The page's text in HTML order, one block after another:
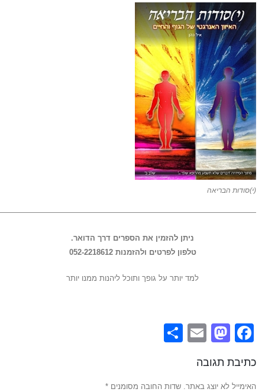
(י)סודות הבריאה
ניתן להזמין את הספרים דרך הדואר.
טלפוןלפרטים ולהזמנות 052-2218612
למד יותר על גופך ותוכל ליהנות ממנו יותר
Facebook
Mastodon
Email
כתיבת תגובה
האימייל לא יוצג באתר. שדות החובה מסומנים *